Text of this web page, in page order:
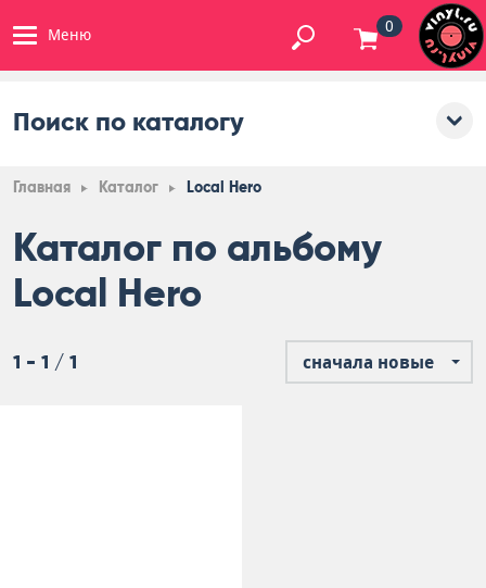
Меню 0
Поиск по каталогу
Главная Каталог Local Hero
Каталог по альбому
Local Hero
1 - 1 / 1 сначала новые